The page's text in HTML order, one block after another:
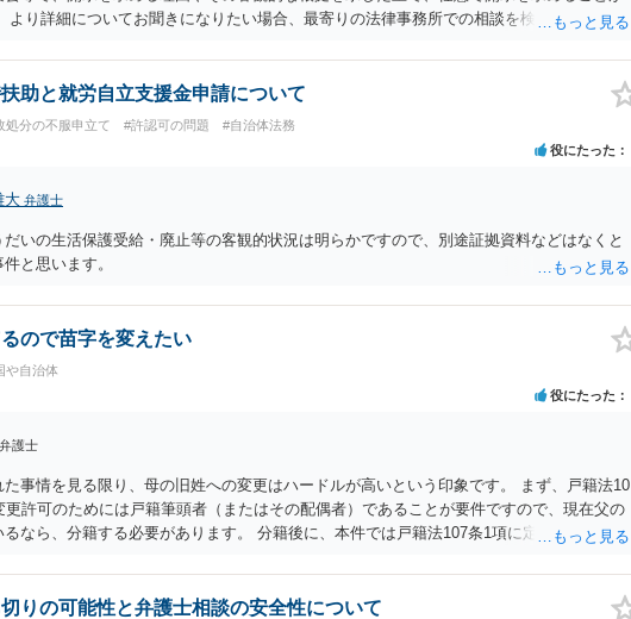
より詳細についてお聞きになりたい場合、最寄りの法律事務所での相談を検討ください。
助と就労自立支援金申請について
処分の不服申立て #許認可の問題 #自治体法務
役にたった
大 弁護士
だいの生活保護受給・廃止等の客観的状況は明らかですので、別途証拠資料などはなくと
と思います。
ので苗字を変えたい
や自治体
役にたった
弁護士
た事情を見る限り、母の旧姓への変更はハードルが高いという印象です。 まず、戸籍法10
更許可のためには戸籍筆頭者（またはその配偶者）であることが要件ですので、現在父の
るなら、分籍する必要があります。 分籍後に、本件では戸籍法107条1項に定める「やむ
氏を合わせるという点での必要性が説明できない（むしろ不自然な状況になる）こと、
め事を内容とするもので精神的・心理的理由と把握されて許可が得られにくいと考えら
りの可能性と弁護士相談の安全性について